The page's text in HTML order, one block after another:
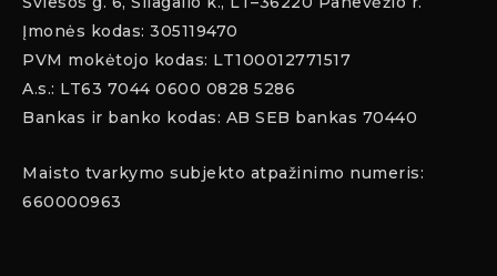
Įmonės kodas: 305119470
PVM mokėtojo kodas: LT100012771517
A.s.: LT63 7044 0600 0828 5286
Bankas ir banko kodas: AB SEB bankas 70440
Maisto tvarkymo subjekto atpažinimo numeris:
660000963